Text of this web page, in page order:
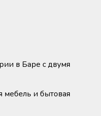
в Баре с двумя
мебель и бытовая